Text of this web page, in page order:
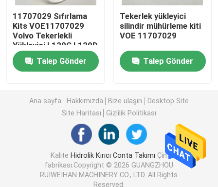
JCB conta takımı
Komatsu Conta Takımı
Hidrolik Yağ Keçesi
Hidrolik Piston contası
11707029 Sıfırlama
Kits VOE11707029
Volvo Tekerlekli
Yükleyici L120C L120D
Talep Gönder
Tekerlek yükleyici
silindir mühürleme kiti
VOE 11707029
Talep Gönder
Ana sayfa Hakkımızda Bize ulaşın
Desktop Site
Site Haritası
Gizlilik Politikası
Kalite Hidrolik Kırıcı Conta Takımı Çin
fabrikası.Copyright © 2026 GUANGZHOU
RUIWEIHAN MACHINERY CO., LTD. All Rights
Reserved.